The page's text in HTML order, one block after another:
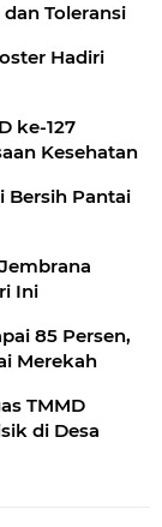
Toleransi
Hadiri
ke-127
Kesehatan
Bersih Pantai
Ini
85 Persen,
Merekah
TMMD
di Desa